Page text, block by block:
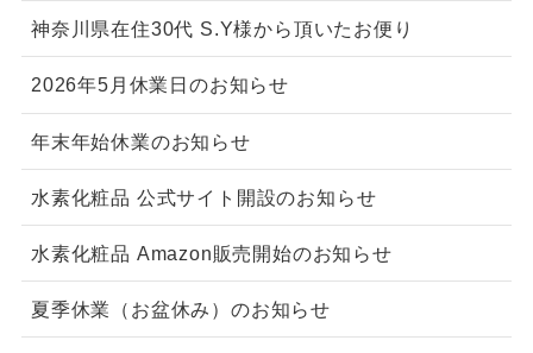
神奈川県在住30代 S.Y様から頂いたお便り
2026年5月休業日のお知らせ
年末年始休業のお知らせ
水素化粧品 公式サイト開設のお知らせ
水素化粧品 Amazon販売開始のお知らせ
夏季休業（お盆休み）のお知らせ